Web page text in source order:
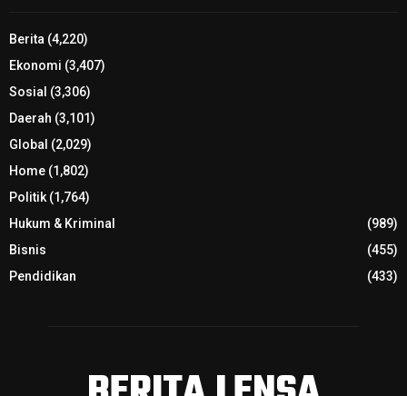
Berita (4,220)
Ekonomi (3,407)
Sosial (3,306)
Daerah (3,101)
Global (2,029)
Home (1,802)
Politik(1,764)
Hukum & Kriminal
(989)
Bisnis
(455)
Pendidikan
(433)